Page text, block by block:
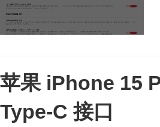
苹果 iPhone 15
Type-C 接口